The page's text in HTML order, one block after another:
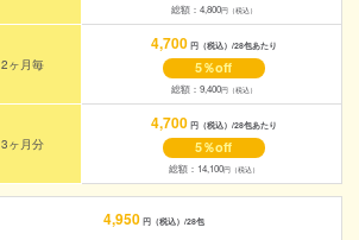
総額：4,800円（税込）
2ヶ月毎
4,700 円（税込）/28包あたり
5％off
総額：9,400円（税込）
3ヶ月分
4,700 円（税込）/28包あたり
5％off
総額：14,100円（税込）
4,950 円（税込）/28包